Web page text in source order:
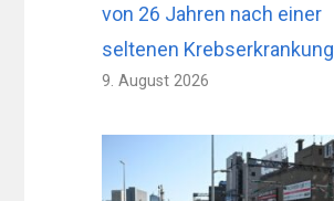
von 26 Jahren nach einer
seltenen Krebserkrankung
9. August 2026